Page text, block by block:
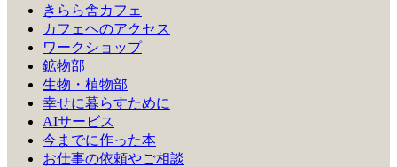
きらら舎カフェ
カフェヘのアクセス
ワークショップ
鉱物部
生物・植物部
幸せに暮らすために
AIサービス
今までに作った本
お仕事の依頼やご相談